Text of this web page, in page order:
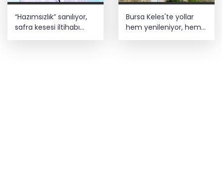
“Hazımsızlık” sanılıyor,
safra kesesi iltihabı
Bursa Keles'te yollar
hem yenileniyor, hem